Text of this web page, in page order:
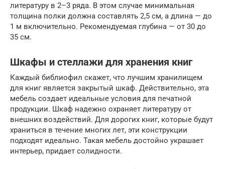
литературу в 2–3 ряда. В этом случае минимальная
толщина полки должна составлять 2,5 см, а длина — до
1 м включительно. Рекомендуемая глубина — от 30 до
35 см.
Шкафы и стеллажи для хранения книг
Каждый библиофил скажет, что лучшим хранилищем
для книг является закрытый шкаф. Действительно, эта
мебель создает идеальные условия для печатной
продукции. Шкаф надежно охраняет литературу от
внешних воздействий. Для дорогих книг, которые будут
храниться в течение многих лет, эти конструкции
подходят идеально. Такая мебель достойно украшает
интерьер, придает солидности.